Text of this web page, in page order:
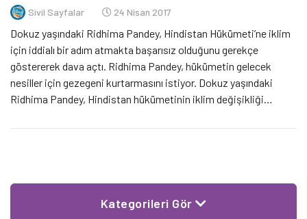
Sivil Sayfalar 24 Nisan 2017
Dokuz yaşındaki Ridhima Pandey, Hindistan Hükümeti’ne iklim
için iddialı bir adım atmakta başarısız olduğunu gerekçe
göstererek dava açtı. Ridhima Pandey, hükümetin gelecek
nesiller için gezegeni kurtarmasını istiyor. Dokuz yaşındaki
Ridhima Pandey, Hindistan hükümetinin iklim değişikliği
olan sorumluluklarını yerine getirmekte başarısız olduğunu dile
Kategorileri Gör